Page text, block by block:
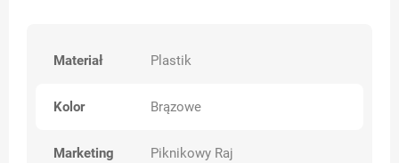
Materiał Plastik
Kolor Brązowe
Marketing Piknikowy Raj